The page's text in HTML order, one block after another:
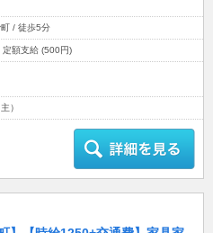
/ 徒歩5分
額支給 (500円)
）